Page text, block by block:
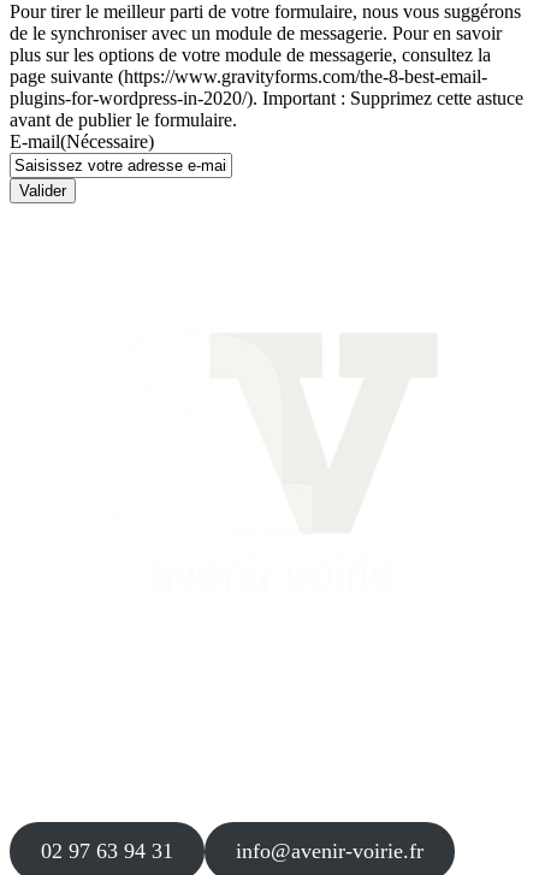
Pour tirer le meilleur parti de votre formulaire, nous vous suggérons
de le synchroniser avec un module de messagerie. Pour en savoir
plus sur les options de votre module de messagerie, consultez la
page suivante (https://www.gravityforms.com/the-8-best-email-
plugins-for-wordpress-in-2020/). Important : Supprimez cette astuce
avant de publier le formulaire.
E-mail(Nécessaire)
Valider
02 97 63 94 31 info@avenir-voirie.fr